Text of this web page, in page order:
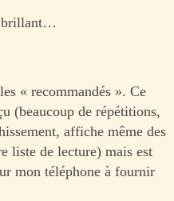
brillant…
« recommandés ». Ce
(beaucoup de répétitions,
affiche même des
liste de lecture) mais est
mon téléphone à fournir